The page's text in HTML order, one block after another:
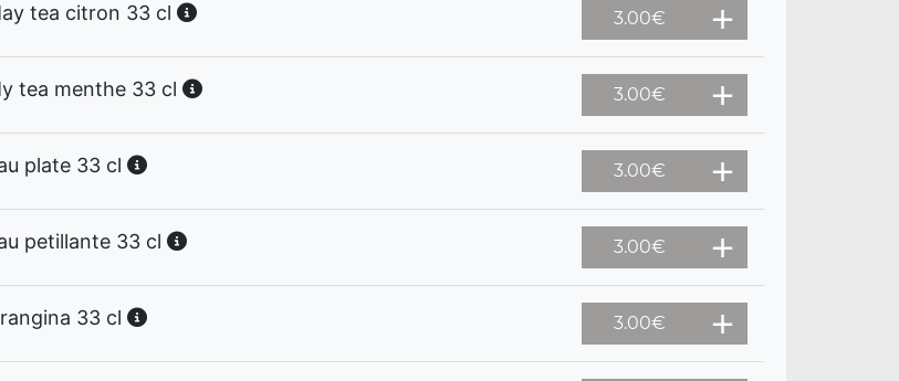
tea citron 33 cl 3.00€
tea menthe 33 cl 3.00€
plate 33 cl 3.00€
petillante 33 cl 3.00€
33 cl 3.00€